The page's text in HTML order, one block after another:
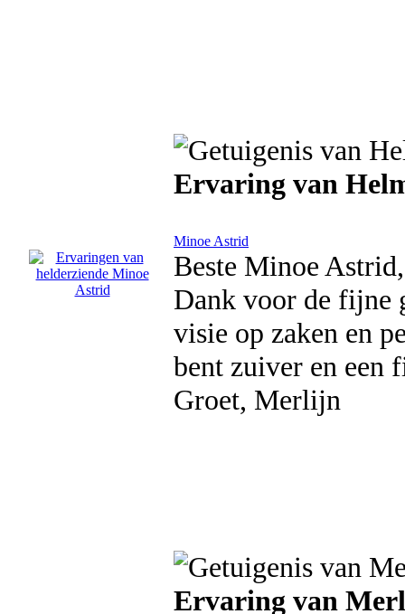
Ervaring van
Minoe Astrid
Beste Minoe Astrid,
Dank voor de fijne
visie op zaken en
bent zuiver en een
Groet, Merlijn
Ervaring van